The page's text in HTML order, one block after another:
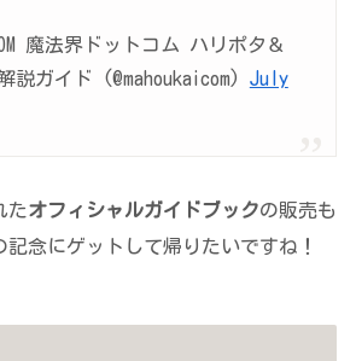
魔法界ドットコム ハリポタ＆
説ガイド (@mahoukaicom) July
たオフィシャルガイドブックの販売も
記念にゲットして帰りたいですね！